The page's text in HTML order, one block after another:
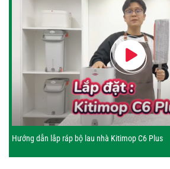
Hướng dẫn lắp ráp bộ lau nhà Kitimop C6 Plus